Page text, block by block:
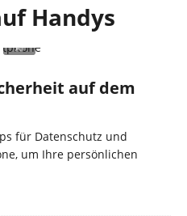
Handys
auf dem
für Datenschutz und
um Ihre persönlichen